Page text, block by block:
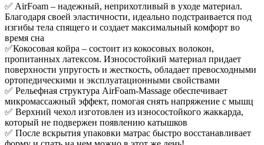
✅ AirFoam – надежный, неприхотливый в уходе материал.
Благодаря своей эластичности, идеально подстраивается под
изгибы тела спящего и создает максимальный комфорт во
время сна
✅Кокосовая койра – состоит из кокосовых волокон,
пропитанных латексом. Износостойкий материал придает
поверхности упругость и жесткость, обладает превосходными
ортопедическими и эксплуатационными свойствами
✅ Рельефная структура AirFoam-Massage обеспечивает
микромассажный эффект, помогая снять напряжение с мышц
✅ Верхний чехол изготовлен из износостойкого жаккарда,
который не подвержен появлению катышков
✅ После вскрытия упаковки матрас быстро восстанавливает